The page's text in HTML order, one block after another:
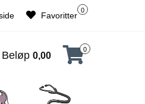
0
Favoritter
Beløp 0,00
0